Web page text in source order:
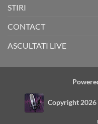
STIRI
CONTACT
ASCULTATI LIVE
Copyright